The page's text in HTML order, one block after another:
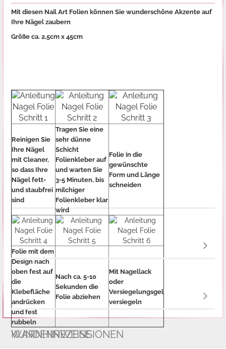
Mit diesen Nail Art Folien können Sie wunderschöne Akzente auf
Ihre Nägel zaubern
Größe ca. 2,5cm x 45cm
Reinigen Sie
Ihre Nägel
mit Cleaner,
so dass Ihre
Nägel fett-
und staubfrei
sind
Tragen Sie eine
sehr dünne
Schicht
Folienkleber auf
und warten Sie
3-5 Minuten, bis
milchiger
Folienkleber klar
wird
Folie in die
gewünschte
Form und Länge
schneiden
Folie mit dem
Design nach
oben fest auf
die
Klebefläche
andrücken
und fest
rubbeln
Nach ca. 5-10
Sekunden die
Folie abziehen
Mit Nagellack
oder
Versiegelungsgel
versiegeln
WARNHINWEISE
KUNDENREZENSIONEN